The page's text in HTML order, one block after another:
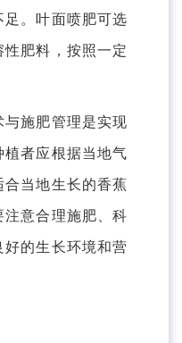
足。叶面喷肥可选
肥料，按照一定
施肥管理是实现
者应根据当地气
当地生长的香蕉
意合理施肥、科
的生长环境和营